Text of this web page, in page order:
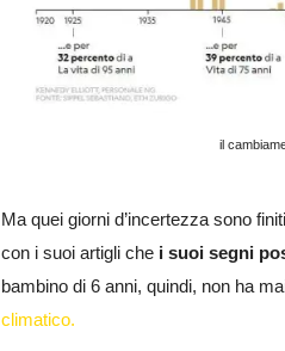
il
Ma quei giorni d’incertezza sono
con i suoi artigli che i suoi segni
bambino di 6 anni, quindi, non ha
climatico.